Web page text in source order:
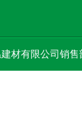
材有限公司销